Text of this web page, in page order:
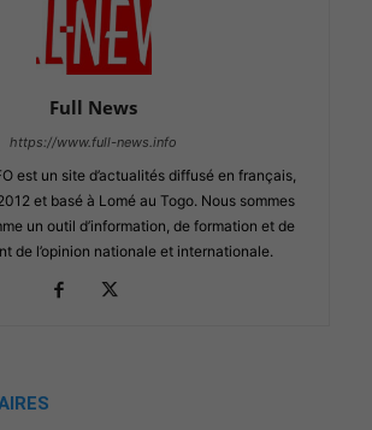
Full News
https://www.full-news.info
est un site d’actualités diffusé en français,
et basé à Lomé au Togo. Nous sommes
un outil d’information, de formation et de
de l’opinion nationale et internationale.